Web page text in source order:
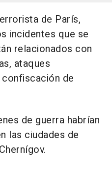
de París,
incidentes que se
relacionados con
ataques
de
de guerra habrían
las ciudades de